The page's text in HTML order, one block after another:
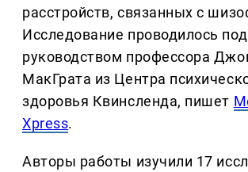
расстройств, связанных с
Исследование проводилось под
руководством профессора
МакГрата из Центра
здоровья Квинсленда, пишет
Xpress.
Авторы работы изучили 17